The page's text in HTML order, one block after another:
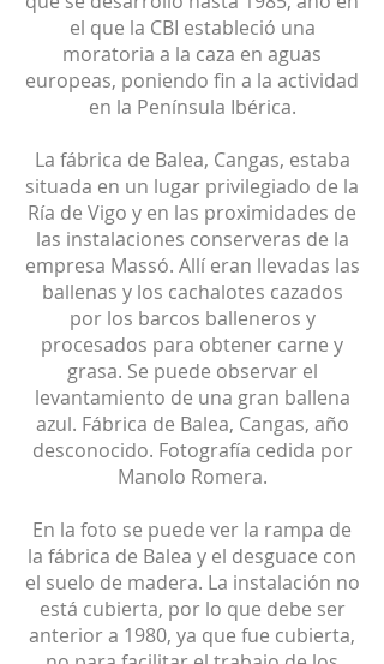
el que la CBI estableció una
moratoria a la caza en aguas
europeas, poniendo fin a la actividad
en la Península Ibérica.
La fábrica de Balea, Cangas, estaba
situada en un lugar privilegiado de la
Ría de Vigo y en las proximidades de
las instalaciones conserveras de la
empresa Massó. Allí eran llevadas las
ballenas y los cachalotes cazados
por los barcos balleneros y
procesados ​​para obtener carne y
grasa. Se puede observar el
levantamiento de una gran ballena
azul. Fábrica de Balea, Cangas, año
desconocido. Fotografía cedida por
Manolo Romera.
En la foto se puede ver la rampa de
la fábrica de Balea y el desguace con
el suelo de madera. La instalación no
está cubierta, por lo que debe ser
anterior a 1980, ya que fue cubierta,